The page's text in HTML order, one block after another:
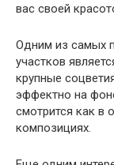
вас своей
Одним из самых
участков
крупные
эффектно на
смотрится как в
композициях.